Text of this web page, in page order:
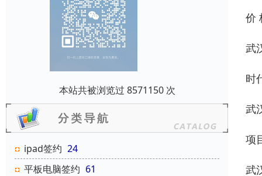
本站共被浏览过 8571150 次
ipad签约 24
平板电脑签约 61
价
武
时
武
项
武